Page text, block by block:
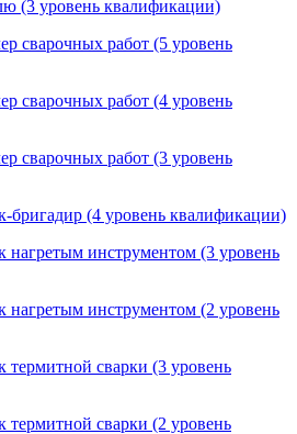
(3 уровень квалификации)
сварочных работ (5 уровень
сварочных работ (4 уровень
сварочных работ (3 уровень
бригадир (4 уровень квалификации)
нагретым инструментом (3 уровень
нагретым инструментом (2 уровень
сварки (3 уровень
сварки (2 уровень